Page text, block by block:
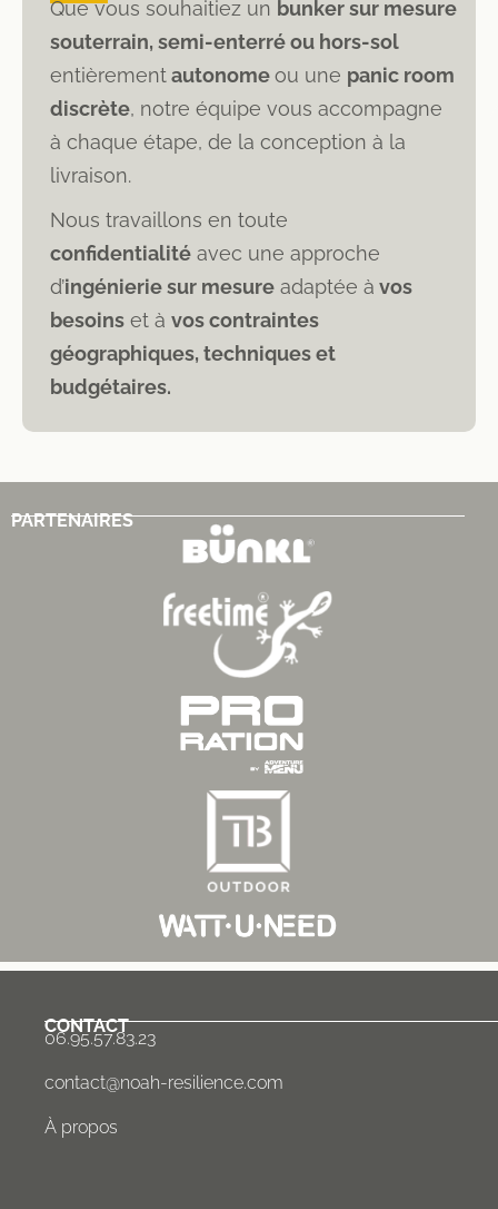
Que vous souhaitiez un bunker sur mesure
souterrain, semi-enterré ou hors-sol
entièrementautonomeou une panic room
discrète, notre équipe vous accompagne
à chaque étape, de la conception à la
livraison.
Nous travaillons en toute
confidentialité avec une approche
d’ingénierie sur mesure adaptée à vos
besoins et à vos contraintes
géographiques, techniques et
budgétaires.
PARTENAIRES
CONTACT
06.95.57.83.23
contact@noah-resilience.com
À propos